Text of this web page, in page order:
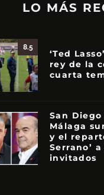
LO MÁS
8.5
‘Ted
rey de la
cuarta
San Diego
Málaga
y el
Serrano’
invitados